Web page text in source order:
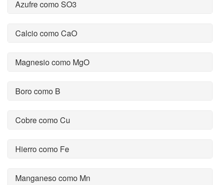
Azufre como SO3
Calcio como CaO
Magnesio como MgO
Boro como B
Cobre como Cu
Hierro como Fe
Manganeso como Mn